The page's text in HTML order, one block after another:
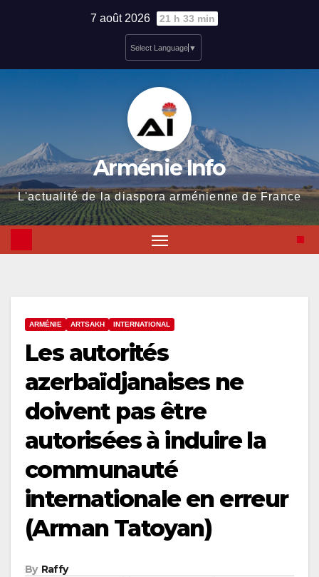
7 août 2026 21 h 33 min
Select Language ▼
Arménie Info
L'actualité de la diaspora arménienne de France
ARMÉNIE ARTSAKH INTERNATIONAL
Les autorités
azerbaïdjanaises ne
doivent pas être
autorisées à induire la
communauté
internationale en erreur
(Arman Tatoyan)
By Raffy